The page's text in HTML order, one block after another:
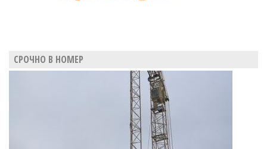
СРОЧНО В НОМЕР